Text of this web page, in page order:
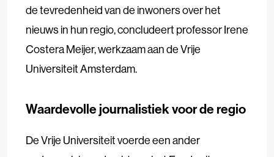
de tevredenheid van de inwoners over het
nieuws in hun regio, concludeert professor Irene
Costera Meijer, werkzaam aan de Vrije
Universiteit Amsterdam.
Waardevolle journalistiek voor de regio
De Vrije Universiteit voerde een ander